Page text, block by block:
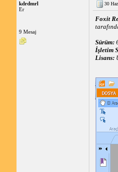
kdrdmrl
Er
9 Mesaj
30
Foxit
Sürüm:
İşletim
Lisans: